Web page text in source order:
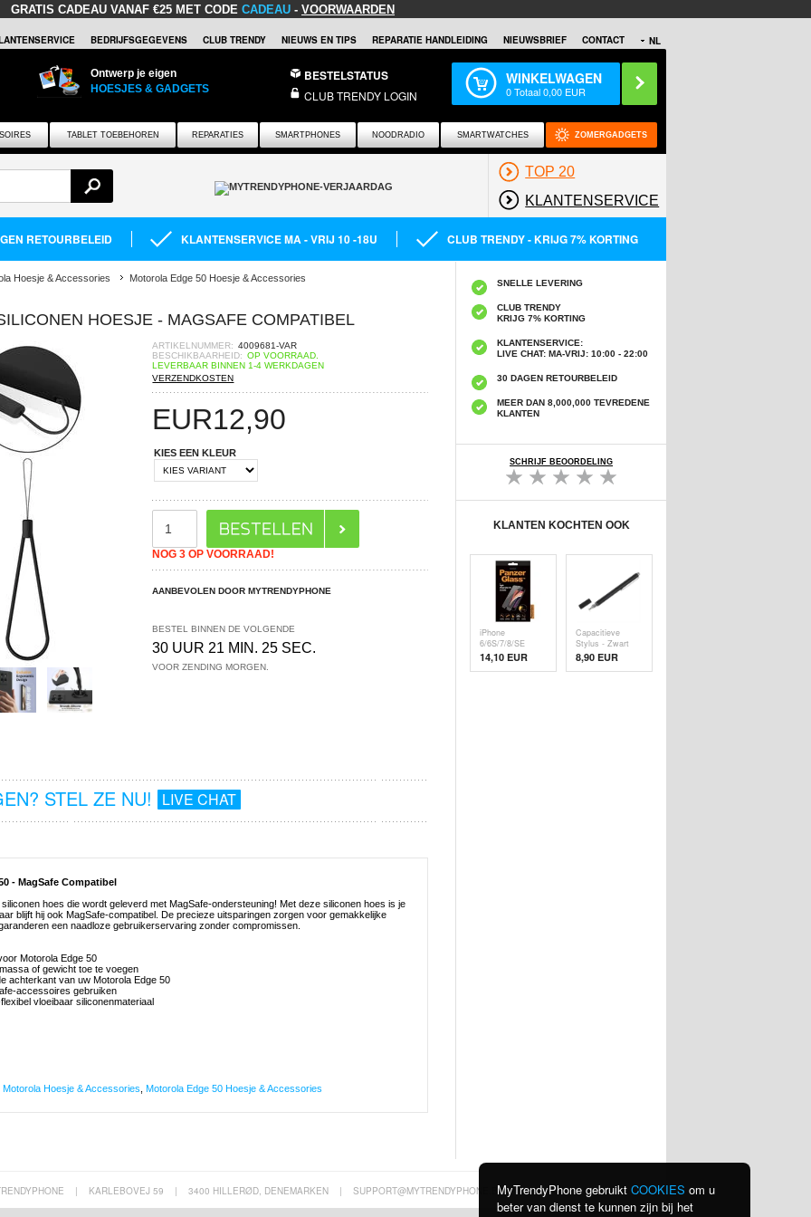
GRATIS CADEAU VANAF €25 MET CODE CADEAU - VOORWAARDEN
NL
BEDRIJFSGEGEVENS CLUB TRENDY NIEUWS EN TIPS REPARATIE HANDLEIDING NIEUWSBRIEF CONTACT
Ontwerp je eigen
HOESJES & GADGETS
BESTELSTATUS
CLUB TRENDY LOGIN
WINKELWAGEN
0Totaal0,00 EUR
TABLET TOEBEHOREN REPARATIES SMARTPHONES NOODRADIO SMARTWATCHES ZOMERGADGETS
TOP 20
KLANTENSERVICE
RETOURBELEID KLANTENSERVICE MA - VRIJ 10 -18U CLUB TRENDY - KRIJG 7% KORTING
Hoesje & Accessories Motorola Edge 50 Hoesje & Accessories
HOESJE - MAGSAFE COMPATIBEL
ARTIKELNUMMER: 4009681-VAR
BESCHIKBAARHEID: OP VOORRAAD.
LEVERBAAR BINNEN 1-4 WERKDAGEN
VERZENDKOSTEN
EUR12,90
KIES EEN KLEUR
NOG 3 OP VOORRAAD!
AANBEVOLEN DOOR MYTRENDYPHONE
BESTEL BINNEN DE VOLGENDE
30 UUR 21 MIN. 24 SEC.
VOOR ZENDING MORGEN.
STEL ZE NU! LIVE CHAT
- MagSafe Compatibel
hoes die wordt geleverd met MagSafe-ondersteuning! Met deze siliconen hoes is je
blijft hij ook MagSafe-compatibel. De precieze uitsparingen zorgen voor gemakkelijke
een naadloze gebruikerservaring zonder compromissen.
Motorola Edge 50
of gewicht toe te voegen
achterkant van uw Motorola Edge 50
accessoires gebruiken
vloeibaar siliconenmateriaal
Motorola Hoesje & Accessories Motorola Edge 50 Hoesje & Accessories
SNELLE LEVERING
CLUB TRENDY
KRIJG 7% KORTING
KLANTENSERVICE:
LIVE CHAT: MA-VRIJ: 10:00 - 22:00
30 DAGEN RETOURBELEID
MEER DAN 8,000,000 TEVREDENE
KLANTEN
SCHRIJF BEOORDELING
KLANTEN KOCHTEN OOK
iPhone
6/6S/7/8/SE
(2020)/SE (
14,10 EUR
Capacitieve
Stylus - Zwart
8,90 EUR
| KARLEBOVEJ 59 | 3400 HILLERØD, DENEMARKEN | SUPPORT@MYTRENDYPHONE.BEMyTrendyPhone gebruikt COOKIES om u
beter van dienst te kunnen zijn bij het